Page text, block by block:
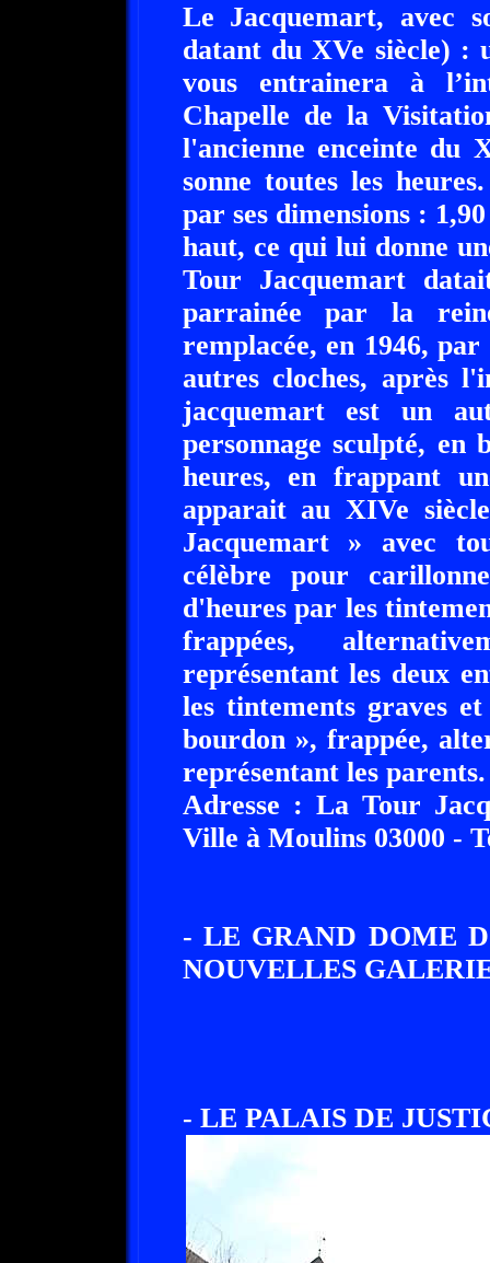
Le Jacquemart, avec
datant du XVe siècle) :
vous entrainera à
Chapelle de la
l'ancienne enceinte du
sonne toutes les
par ses dimensions :
haut, ce qui lui donne
Tour Jacquemart
parrainée par la
remplacée, en 1946,
autres cloches, après
jacquemart est un
personnage sculpté, en
heures, en frappant
apparait au XIVe
Jacquemart » avec
célèbre pour
d'heures par les
frappées,
représentant les deux
les tintements graves
bourdon », frappée,
représentant les parents.
Adresse : La Tour
Ville à Moulins 03000 -
- LE GRAND DOME
NOUVELLES
- LE PALAIS DE